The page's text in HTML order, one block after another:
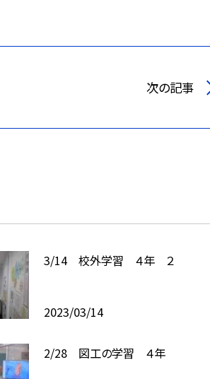
次の記事
3/14 校外学習 ４年 ２
2023/03/14
2/28 図工の学習 ４年